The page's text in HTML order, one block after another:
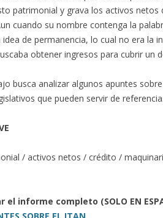
patrimonial y grava los activos netos
cuando su nombre contenga la
de permanencia, lo cual no era la
obtener ingresos para cubrir un
busca analizar algunos apuntes
que pueden servir de referencia.
/ activos netos / crédito /
el informe completo (SOLO EN